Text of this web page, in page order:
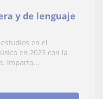
y de lenguaje
en el
en 2023 con la
Imparto...